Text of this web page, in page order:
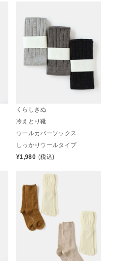
くらしきぬ
冷えとり靴
ウールカバーソックス
しっかりウールタイプ
¥1,980 (税込)